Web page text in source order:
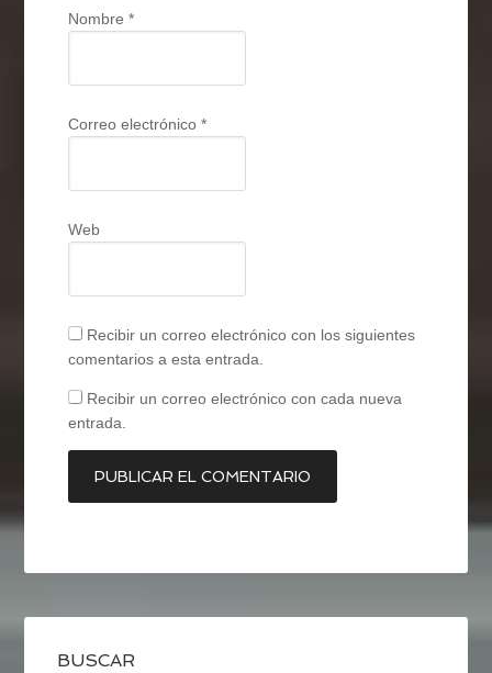
Nombre*
Correo electrónico*
Web
Recibir un correo electrónico con los siguientes
comentarios a esta entrada.
Recibir un correo electrónico con cada nueva
entrada.
BUSCAR